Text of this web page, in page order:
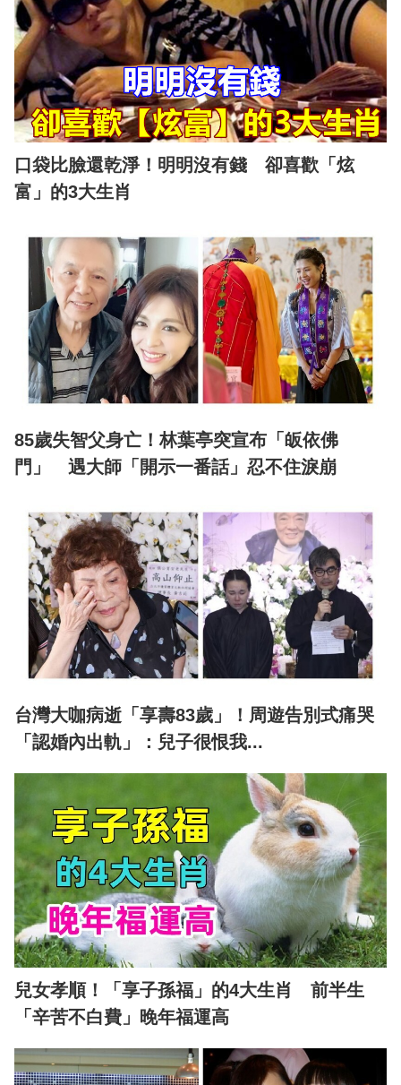
口袋比臉還乾淨！明明沒有錢 卻喜歡「炫
富」的3大生肖
85歲失智父身亡！林葉亭突宣布「皈依佛
門」 遇大師「開示一番話」忍不住淚崩
台灣大咖病逝「享壽83歲」！周遊告別式痛哭
「認婚內出軌」：兒子很恨我...
兒女孝順！「享子孫福」的4大生肖 前半生
「辛苦不白費」晚年福運高